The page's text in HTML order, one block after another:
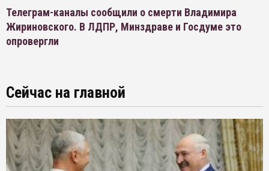
Телеграм-каналы сообщили о смерти Владимира
Жириновского. В ЛДПР, Минздраве и Госдуме это
опровергли
Сейчас на главной